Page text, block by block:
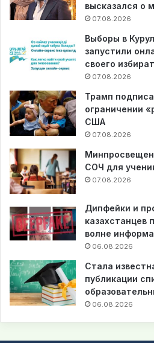
высказался о
07.08.2026
Выборы в
запустили
своего
07.08.2026
Трамп
ограничении
США
07.08.2026
СОЧ для
07.08.2026
Дипфейки и
казахстанцев
волне
06.08.2026
Стала
публикации
06.08.2026